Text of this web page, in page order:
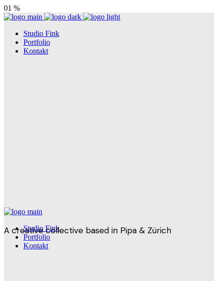
01 %
Studio Fink
Portfolio
Kontakt
Studio Fink
Portfolio
Kontakt
A creative collective based in Pipa & Zürich